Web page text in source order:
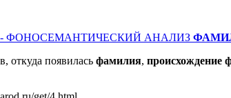
ФОНОСЕМАНТИЧЕСКИЙ АНАЛИЗ
откуда появилась фамилия, происхождение